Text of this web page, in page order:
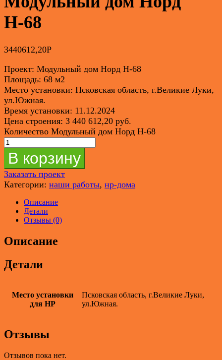
Н-68
3440612,20Р
Проект: Модульный дом Норд Н-68
Площадь: 68 м2
Место установки: Псковская область, г.Великие Луки,
ул.Южная.
Время установки: 11.12.2024
Цена строения: 3 440 612,20 руб.
Количество Модульный дом Норд Н-68
В корзину
Заказать проект
Категории: наши работы, нр-дома
Описание
Детали
Отзывы (0)
Описание
Детали
Место установки
для НР
Псковская область, г.Великие Луки,
ул.Южная.
Отзывы
Отзывов пока нет.